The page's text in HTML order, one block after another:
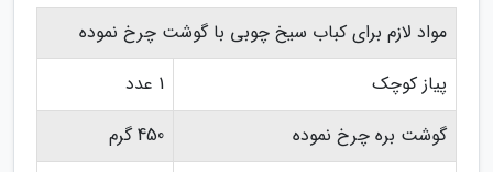
مواد لازم برای کباب سیخ چوبی با گوشت چرخ نموده
پیاز کوچک
1 عدد
گوشت بره چرخ نموده
450 گرم